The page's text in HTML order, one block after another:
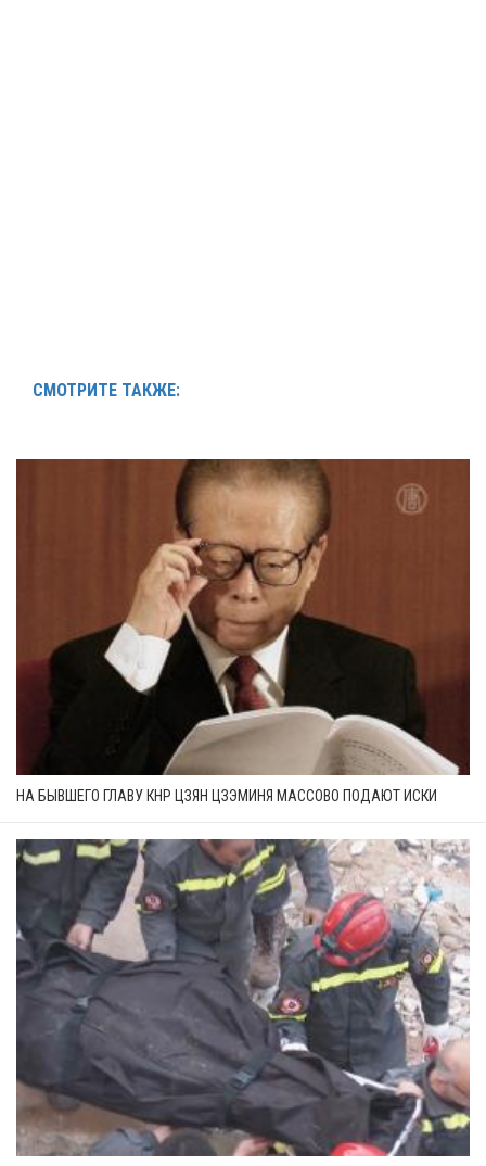
СМОТРИТЕ ТАКЖЕ:
НА БЫВШЕГО ГЛАВУ КНР ЦЗЯН ЦЗЭМИНЯ МАССОВО ПОДАЮТ ИСКИ